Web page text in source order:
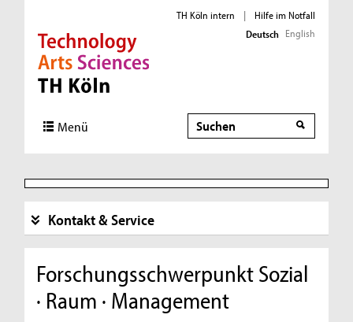
Direkt zur Hauptnavigation
Direkt zur Subnavigation
Direkt zum Inhalt
Direkt zum Fußbereich
TH Köln intern |
Hilfe im Notfall
Deutsch English
Menü Suche
Suche
Kontakt & Service
Forschungsschwerpunkt Sozial
· Raum · Management